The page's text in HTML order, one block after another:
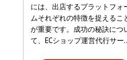
Amazonランキ
Amazonランキン
Amazonランキン